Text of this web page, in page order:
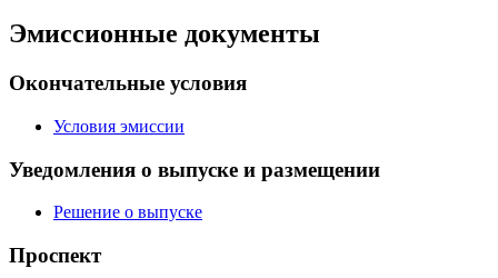
Эмиссионные документы
Окончательные условия
Условия эмиссии
Уведомления о выпуске и размещении
Решение о выпуске
Проспект